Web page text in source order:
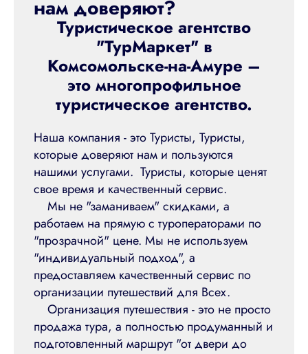
нам доверяют?
Туристическое агентство
"ТурМаркет" в
Комсомольске-на-Амуре –
это многопрофильное
туристическое агентство.
Наша компания - это Туристы, Туристы,
которые доверяют нам и пользуются
нашими услугами. Туристы, которые ценят
свое время и качественный сервис.
Мы не "заманиваем" скидками, а
работаем на прямую с туроператорами по
"прозрачной" цене. Мы не используем
"индивидуальный подход", а
предоставляем качественный сервис по
организации путешествий для Всех.
Организация путешествия - это не просто
продажа тура, а полностью продуманный и
подготовленный маршрут "от двери до